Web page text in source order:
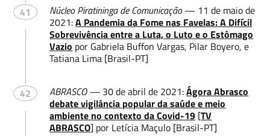
41 Núcleo Piratininga de Comunicação— 11 de maio de
2021:A Pandemia da Fome nas Favelas: A Difícil
Sobrevivência entre a Luta, o Luto e o Estômago
Vazio por Gabriela Buffon Vargas, Pilar Boyero, e
Tatiana Lima [Brasil-PT]
42 ABRASCO — 30 de abril de 2021:Ágora Abrasco
debate vigilância popular da saúde e meio
ambiente no contexto da Covid-19 [TV
ABRASCO] por Letícia Maçulo [Brasil-PT]